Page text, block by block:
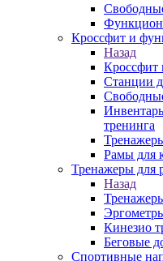
Кроссфит и
Назад
Кроссфит
Станции
тренинга
Рамы для
Тренажеры для
Назад
Кинезио
Беговые
Спортивные